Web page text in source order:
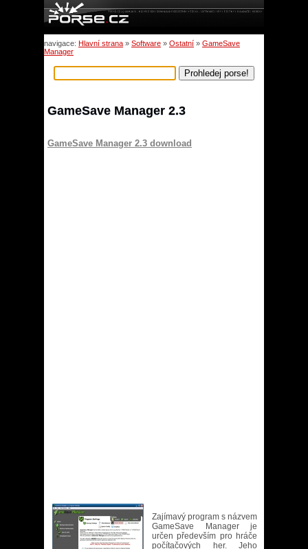
navigace: Hlavní strana » Software » Ostatní » GameSave
Manager
GameSave Manager 2.3
GameSave Manager 2.3 download
Zajímavý program s názvem
GameSave Manager je
určen především pro hráče
počítačových her. Jeho